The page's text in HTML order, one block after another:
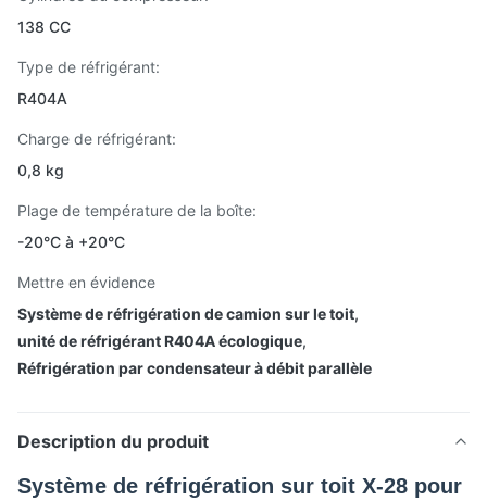
138 CC
Type de réfrigérant:
R404A
Charge de réfrigérant:
0,8 kg
Plage de température de la boîte:
-20°C à +20°C
Mettre en évidence
Système de réfrigération de camion sur le toit,
unité de réfrigérant R404A écologique,
Réfrigération par condensateur à débit parallèle
Description du produit
Système de réfrigération sur toit X-28 pour